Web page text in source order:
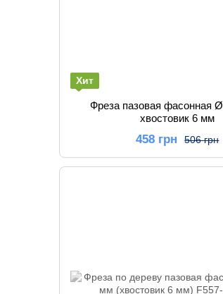
Хит
Фреза пазовая фасонная
хвостовик 6 мм
506 грн
458 грн